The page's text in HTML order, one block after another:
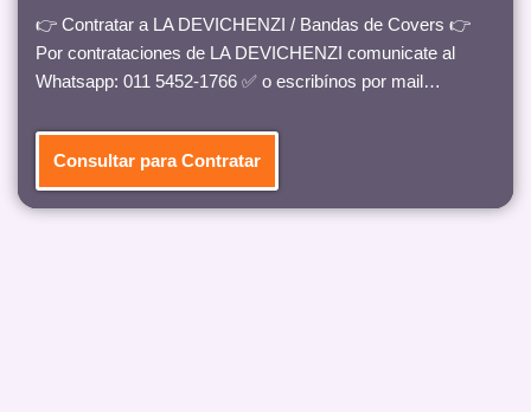
👉 Contratar a LA DEVICHENZI / Bandas de Covers 👉
Por contrataciones de LA DEVICHENZI comunicate al
Whatsapp: 011 5452-1766 ✅ o escribínos por mail…
Consultar para Contratar